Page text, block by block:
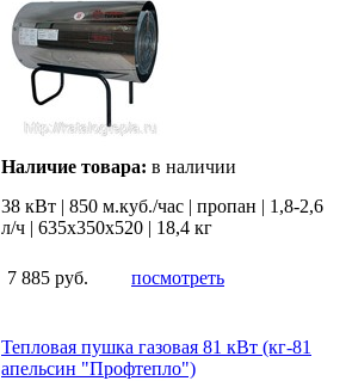
Наличие товара: в наличии
38 кВт | 850 м.куб./час | пропан | 1,8-2,6
л/ч | 635х350х520 | 18,4 кг
7 885 руб. посмотреть
Тепловая пушка газовая 81 кВт (кг-81
апельсин "Профтепло")